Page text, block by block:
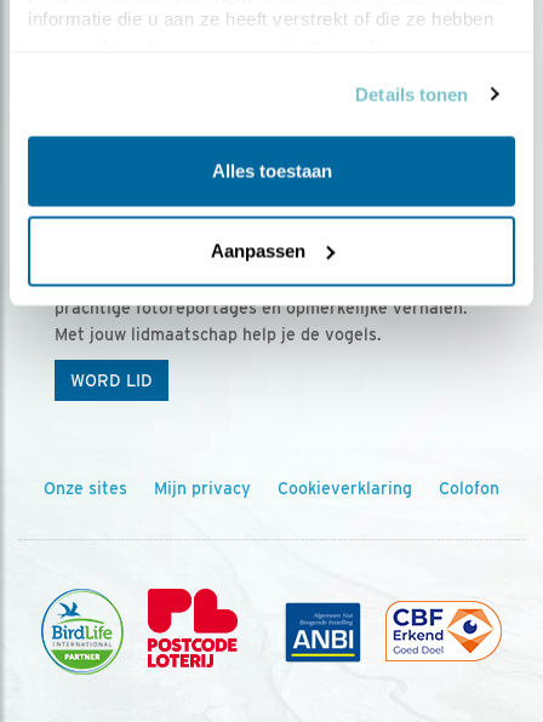
informatie die u aan ze heeft verstrekt of die ze hebben
Details tonen
Alles toestaan
Aanpassen
Ontvang 5 x Vogels voor € 36,00 per jaar
Vogels is het tijdschrift voor onze leden, met
prachtige fotoreportages en opmerkelijke verhalen.
Met jouw lidmaatschap help je de vogels.
WORD LID
Onze sites Mijn privacy Cookieverklaring Colofon